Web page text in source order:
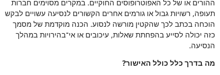
ההורים או של כל האפוטרופוסים החוקיים. במקרים מסוימים חברות
תעופה, רשויות גבול או גורמים אחרים הקשורים לנסיעה עשויים לבקש
הוכחה בכתב לכך שהקטין מורשה לנסוע. הכנה מוקדמת של מסמך
כזה יכולה לסייע בהפחתת שאלות, עיכובים או אי־בהירויות במהלך
הנסיעה.
מה בדרך כלל כולל האישור?